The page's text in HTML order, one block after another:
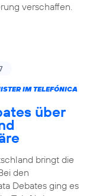
verschaffen.
IM TELEFÓNICA
über
bringt die
den
Debates ging es